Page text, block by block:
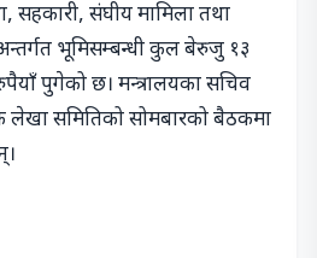
सहकारी, संघीय मामिला तथा
भूमिसम्बन्धी कुल बेरुजु १३
पुगेको छ। मन्त्रालयका सचिव
समितिको सोमबारको बैठकमा